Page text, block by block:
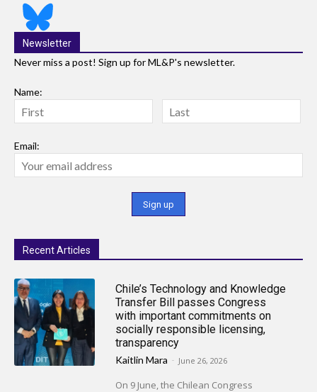
Newsletter
Never miss a post! Sign up for ML&P's newsletter.
Name:
Email:
Recent Articles
Chile’s Technology and Knowledge
Transfer Bill passes Congress
with important commitments on
socially responsible licensing,
transparency
Kaitlin Mara - June 26, 2026
On 9 June, the Chilean Congress